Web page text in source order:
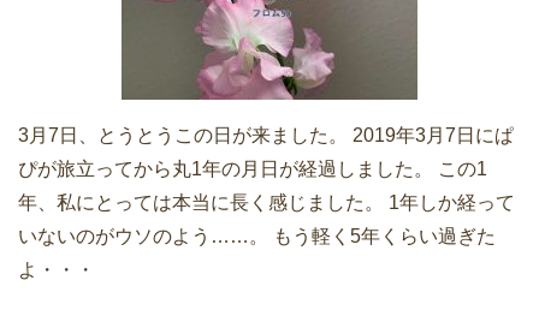
3月7日、とうとうこの日が来ました。 2019年3月7日にぱ
ぴが旅立ってから丸1年の月日が経過しました。 この1
年、私にとっては本当に長く感じました。 1年しか経って
いないのがウソのよう……。 もう軽く5年くらい過ぎた
よ・・・